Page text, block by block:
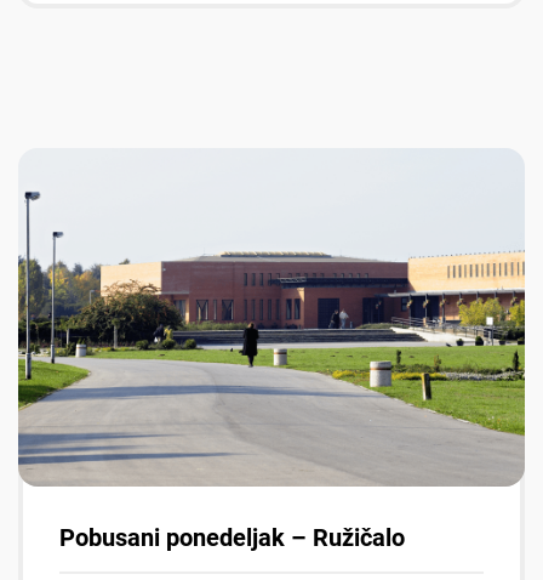
Pobusani ponedeljak – Ružičalo